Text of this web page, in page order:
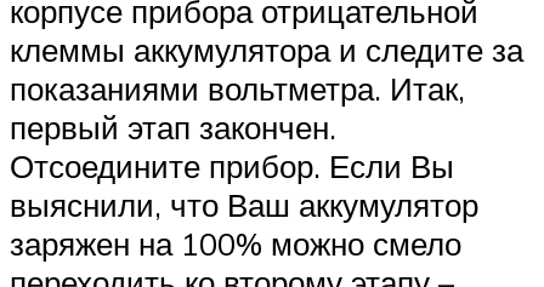
корпусе прибора отрицательной
клеммы аккумулятора и следите за
показаниями вольтметра. Итак,
первый этап закончен.
Отсоедините прибор. Если Вы
выяснили, что Ваш аккумулятор
заряжен на 100% можно смело